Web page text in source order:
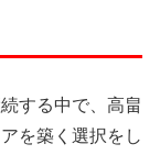
する中で、高畠
を築く選択をし